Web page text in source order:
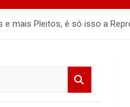
e mais Pleitos, é só isso a